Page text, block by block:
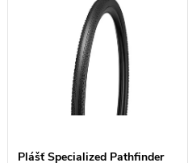
Plášť Specialized Pathfinder